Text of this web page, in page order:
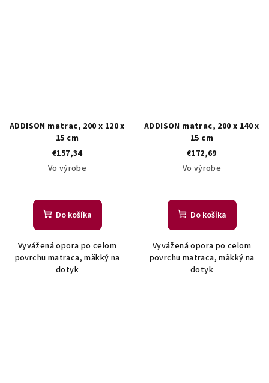
ADDISON matrac, 200 x 120 x
15 cm
€157,34
Vo výrobe
Do košíka
Vyvážená opora po celom
povrchu matraca, mäkký na
dotyk
ADDISON matrac, 200 x 140 x
15 cm
€172,69
Vo výrobe
Do košíka
Vyvážená opora po celom
povrchu matraca, mäkký na
dotyk